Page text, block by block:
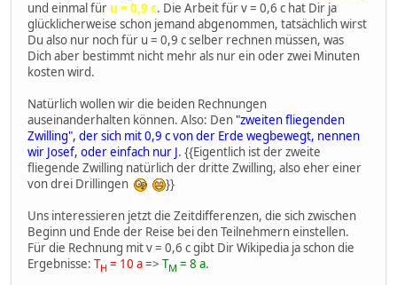
und einmal für u = 0,9 c. Die Arbeit für v = 0,6 c hat Dir ja
glücklicherweise schon jemand abgenommen, tatsächlich wirst
Du also nur noch für u = 0,9 c selber rechnen müssen, was
Dich aber bestimmt nicht mehr als nur ein oder zwei Minuten
kosten wird.
Natürlich wollen wir die beiden Rechnungen
auseinanderhalten können. Also: Den"zweiten fliegenden
Zwilling", der sich mit 0,9 c von der Erde wegbewegt, nennen
wir Josef, oder einfach nur J. {{Eigentlich ist der zweite
fliegende Zwilling natürlich der dritte Zwilling, also eher einer
von drei Drillingen
}}
Uns interessieren jetzt die Zeitdifferenzen, die sich zwischen
Beginn und Ende der Reise bei den Teilnehmern einstellen.
Für die Rechnung mit v = 0,6 c gibt Dir Wikipedia ja schon die
Ergebnisse: TH = 10 a=> TM = 8 a.